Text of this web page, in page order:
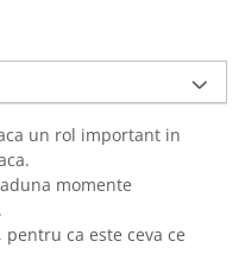
un rol important in
momente
ca este ceva ce